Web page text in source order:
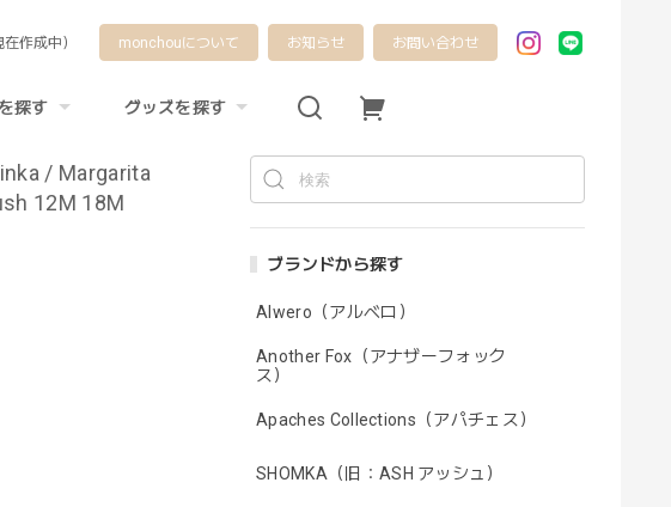
作成中） monchouについて お知らせ お問い合わせ
探す グッズを探す
ブランドから探す
Alwero（アルベロ）
Another Fox（アナザーフォック
ス）
Apaches Collections（アパチェス）
SHOMKA（旧：ASH アッシュ）
/ Margarita
12M 18M